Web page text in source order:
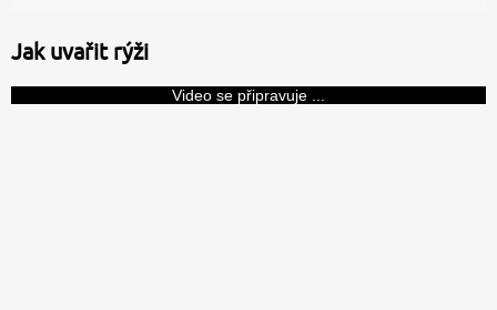
Jak uvařit rýži
Video se připravuje ...